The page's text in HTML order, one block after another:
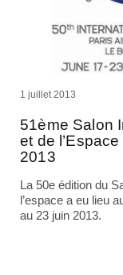
1 juillet 2013
51ème Salon
et de
2013
La 50e édition du
l’espace a eu lieu
au 23 juin 2013.